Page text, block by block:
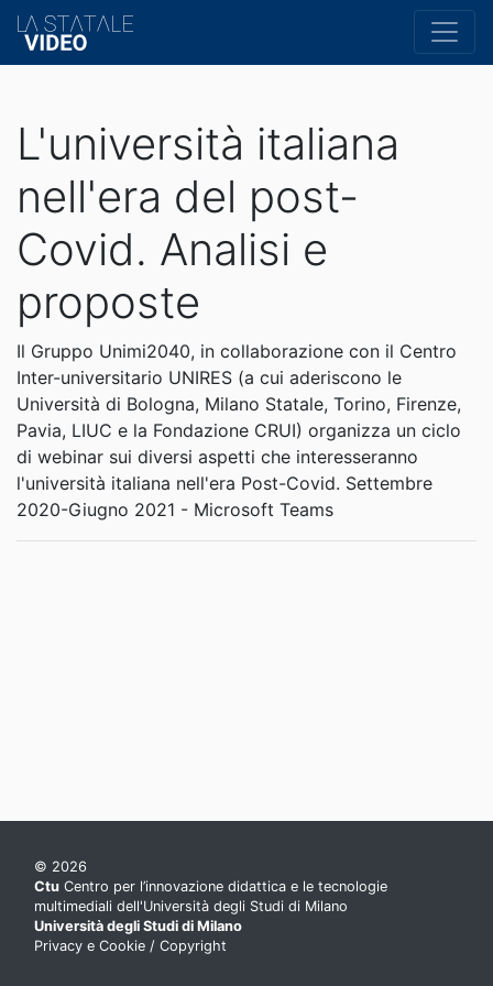
L'università italiana
nell'era del post-
Covid. Analisi e
proposte
Il Gruppo Unimi2040, in collaborazione con il Centro
Inter-universitario UNIRES (a cui aderiscono le
Università di Bologna, Milano Statale, Torino, Firenze,
Pavia, LIUC e la Fondazione CRUI) organizza un ciclo
di webinar sui diversi aspetti che interesseranno
l'università italiana nell'era Post-Covid. Settembre
2020-Giugno 2021 - Microsoft Teams
© 2026
Ctu Centro per l’innovazione didattica e le tecnologie
multimediali dell'Università degli Studi di Milano
Università degli Studi di Milano
Privacy e Cookie / Copyright